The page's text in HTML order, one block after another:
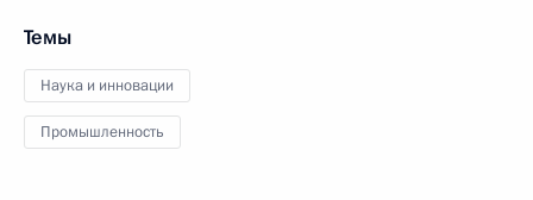
Темы
Наука и инновации
Промышленность